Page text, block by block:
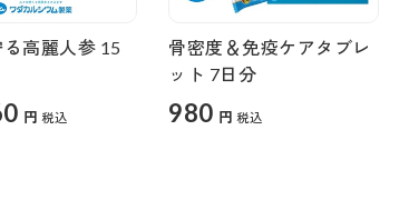
高麗人参 15
円 税込
骨密度＆免疫ケアタブレ
ット 7日分
980 円 税込